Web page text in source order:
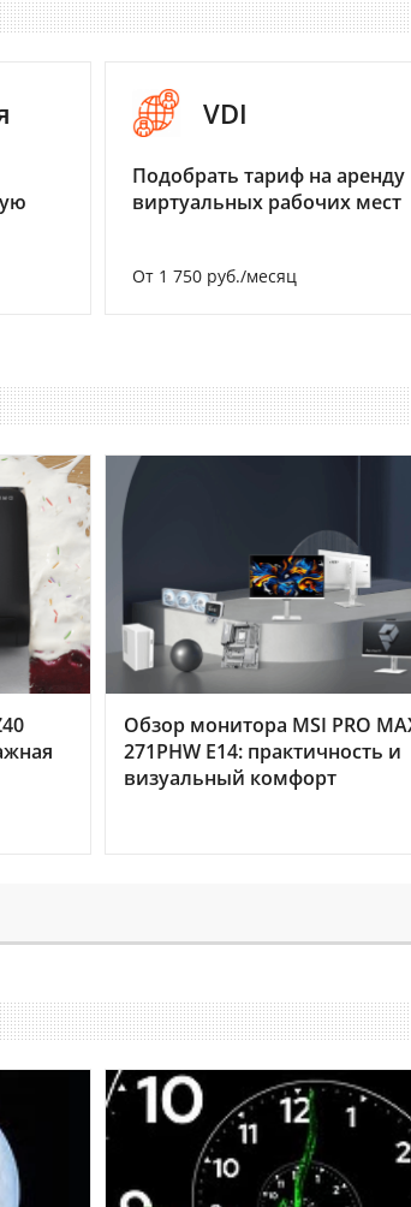
VDI
Подобрать тариф на аренду
виртуальных рабочих мест
От 1 750 руб./месяц
Обзор монитора MSI PRO
271PHW E14: практичность и
визуальный комфорт